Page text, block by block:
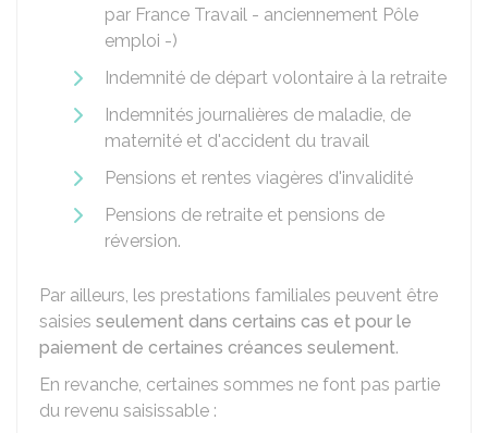
par France Travail - anciennement Pôle
emploi -)
Indemnité de départ volontaire à la retraite
Indemnités journalières de maladie, de
maternité et d'accident du travail
Pensions et rentes viagères d'invalidité
Pensions de retraite et pensions de
réversion.
Par ailleurs, les prestations familiales peuvent être
saisies seulement dans certains cas et pour le
paiement de certaines créances seulement.
En revanche, certaines sommes ne font pas partie
du revenu saisissable :